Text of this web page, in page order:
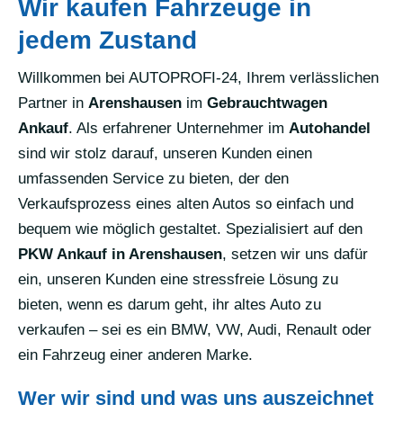
Wir kaufen Fahrzeuge in
jedem Zustand
Willkommen bei AUTOPROFI-24, Ihrem verlässlichen
Partner in Arenshausen im Gebrauchtwagen
Ankauf. Als erfahrener Unternehmer im Autohandel
sind wir stolz darauf, unseren Kunden einen
umfassenden Service zu bieten, der den
Verkaufsprozess eines alten Autos so einfach und
bequem wie möglich gestaltet. Spezialisiert auf den
PKW Ankauf in Arenshausen, setzen wir uns dafür
ein, unseren Kunden eine stressfreie Lösung zu
bieten, wenn es darum geht, ihr altes Auto zu
verkaufen – sei es ein BMW, VW, Audi, Renault oder
ein Fahrzeug einer anderen Marke.
Wer wir sind und was uns auszeichnet